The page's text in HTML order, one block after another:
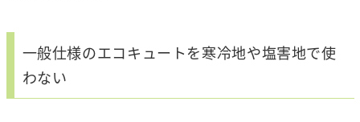
一般仕様のエコキュートを寒冷地や塩害地で使
わない